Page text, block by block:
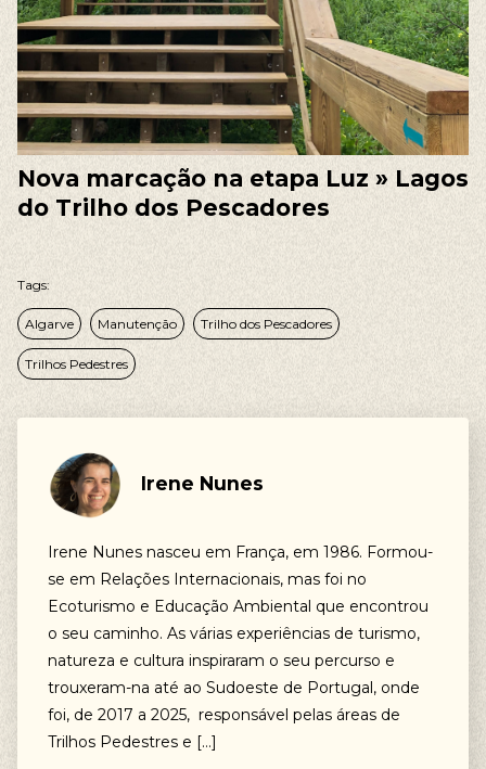
Nova marcação na etapa Luz » Lagos
do Trilho dos Pescadores
Tags:
Algarve Manutenção Trilho dos Pescadores
Trilhos Pedestres
Irene Nunes
Irene Nunes nasceu em França, em 1986. Formou-
se em Relações Internacionais, mas foi no
Ecoturismo e Educação Ambiental que encontrou
o seu caminho. As várias experiências de turismo,
natureza e cultura inspiraram o seu percurso e
trouxeram-na até ao Sudoeste de Portugal, onde
foi, de 2017 a 2025, responsável pelas áreas de
Trilhos Pedestres e […]
As nossas sugestões
Trilhos Pedestres, Trilho dos Pescadores, Caminho
Bicicleta, BTT, Cicloturismo, Gravel, Voluntariado,
Life Volunteer Escapes, Voluntariado de longa
duração, Voluntariado de curta duração